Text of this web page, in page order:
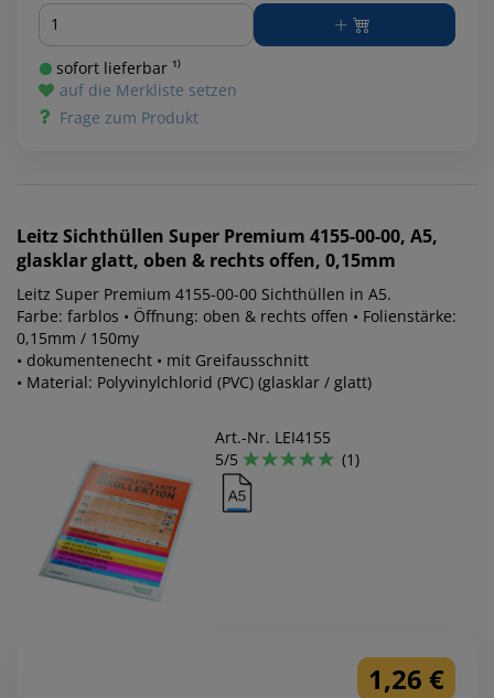
Menge
sofort lieferbar ¹⁾
auf die Merkliste setzen
Frage zum Produkt
LeitzSichthüllen Super Premium 4155-00-00, A5,
glasklar glatt, oben & rechts offen, 0,15mm
Leitz Super Premium 4155-00-00 Sichthüllen in A5.
Farbe: farblos • Öffnung: oben & rechts offen • Folienstärke:
0,15mm / 150my
• dokumentenecht • mit Greifausschnitt
• Material: Polyvinylchlorid (PVC) (glasklar / glatt)
Art.-Nr. LEI4155
5/5
(1)
1,26 €